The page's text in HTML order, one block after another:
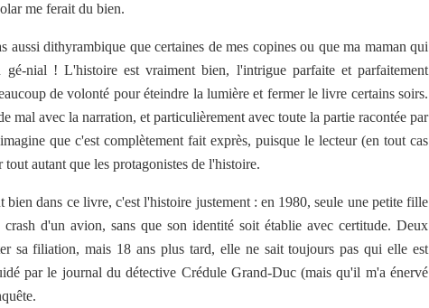
me ferait du bien.
aussi dithyrambique que certaines de mes copines ou que ma maman qui
nial ! L'histoire est vraiment bien, l'intrigue parfaite et parfaitement
de volonté pour éteindre la lumière et fermer le livre certains soirs.
mal avec la narration, et particulièrement avec toute la partie racontée par
que c'est complètement fait exprès, puisque le lecteur (en tout cas
autant que les protagonistes de l'histoire.
bien dans ce livre, c'est l'histoire justement : en 1980, seule une petite fille
d'un avion, sans que son identité soit établie avec certitude. Deux
sa filiation, mais 18 ans plus tard, elle ne sait toujours pas qui elle est
par le journal du détective Crédule Grand-Duc (mais qu'il m'a énervé